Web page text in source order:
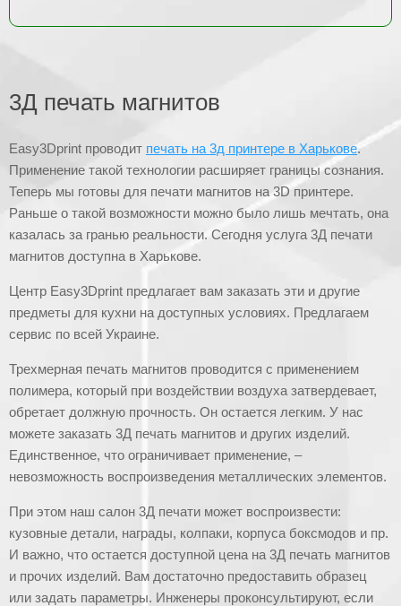
3Д печать магнитов
Easy3Dprint проводит печать на 3д принтере в Харькове.
Применение такой технологии расширяет границы сознания.
Теперь мы готовы для печати магнитов на 3D принтере.
Раньше о такой возможности можно было лишь мечтать, она
казалась за гранью реальности. Сегодня услуга 3Д печати
магнитов доступна в Харькове.
Центр Easy3Dprint предлагает вам заказать эти и другие
предметы для кухни на доступных условиях. Предлагаем
сервис по всей Украине.
Трехмерная печать магнитов проводится с применением
полимера, который при воздействии воздуха затвердевает,
обретает должную прочность. Он остается легким. У нас
можете заказать 3Д печать магнитов и других изделий.
Единственное, что ограничивает применение, –
невозможность воспроизведения металлических элементов.
При этом наш салон 3Д печати может воспроизвести:
кузовные детали, награды, колпаки, корпуса боксмодов и пр.
И важно, что остается доступной цена на 3Д печать магнитов
и прочих изделий. Вам достаточно предоставить образец
или задать параметры. Инженеры проконсультируют, если